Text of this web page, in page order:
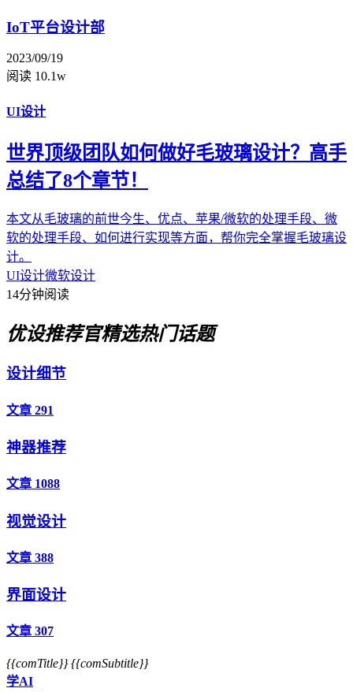
IoT平台设计部
2023/09/19
阅读 10.1w
UI设计
世界顶级团队如何做好毛玻璃设计？高手
总结了8个章节！
本文从毛玻璃的前世今生、优点、苹果/微软的处理手段、微
软的处理手段、如何进行实现等方面，帮你完全掌握毛玻璃设
计。
UI设计微软设计
14分钟阅读
优设推荐官精选热门话题
设计细节
文章 291
神器推荐
文章 1088
视觉设计
文章 388
界面设计
文章 307
{{comTitle}} {{comSubtitle}}
学AI